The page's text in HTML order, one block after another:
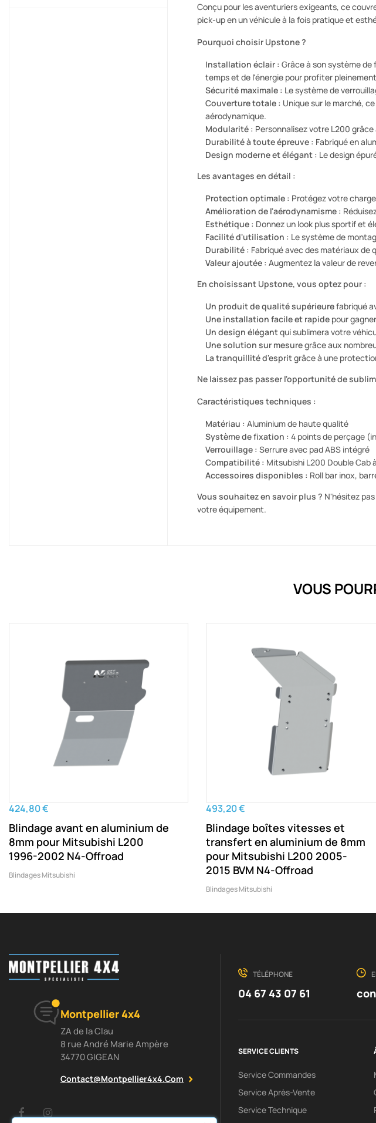
Conçu pour les aventuriers exigeants, ce
pick-up en un véhicule à la fois pratique et
Pourquoi choisir Upstone ?
Installation éclair : Grâce à son système
temps et de l'énergie pour profiter
Sécurité maximale : Le système de
Couverture totale : Unique sur le marché,
aérodynamique.
Modularité : Personnalisez votre L200
Durabilité à toute épreuve : Fabriqué en
Design moderne et élégant : Le design
Les avantages en détail :
Protection optimale : Protégez votre
Amélioration de l'aérodynamisme :
Esthétique : Donnez un look plus sportif et
Facilité d'utilisation : Le système de
Durabilité : Fabriqué avec des matériaux de
Valeur ajoutée : Augmentez la valeur de
En choisissant Upstone, vous optez pour :
Un produit de qualité supérieurefabriqué
Une installation facile et rapide pour
Un design élégantqui sublimera votre
Une solution sur mesuregrâce aux
La tranquillité d'espritgrâce à une
Ne laissez pas passer l'opportunité de
Caractéristiques techniques :
Matériau : Aluminium de haute qualité
Système de fixation : 4 points de perçage
Verrouillage : Serrure avec pad ABS intégré
Compatibilité : Mitsubishi L200 Double Cab
Accessoires disponibles : Roll bar inox,
Vous souhaitez en savoir plus ? N'hésitez
votre équipement.
VOUS
424,80 €
Blindage avant en aluminium de
8mm pour Mitsubishi L200
1996-2002 N4-Offroad
Blindages Mitsubishi
493,20 €
Blindage boîtes vitesses et
transfert en aluminium de 8mm
pour Mitsubishi L200 2005-
2015 BVM N4-Offroad
Blindages Mitsubishi
Montpellier 4x4
ZA de la Clau
8 rue André Marie Ampère
34770 GIGEAN
Contact@montpellier4x4.com
Facebook
TÉLÉPHONE
04 67 43 07 61
SERVICE CLIENTS
Service Commandes
Service Après-Vente
Service Technique